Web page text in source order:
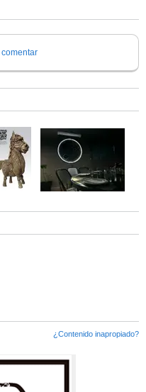
comentar
¿Contenido inapropiado?